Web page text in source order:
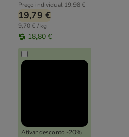
Preço individual 19,98 €
19,79 €
9,70 € / kg
18,80 €
Ativar desconto -20%